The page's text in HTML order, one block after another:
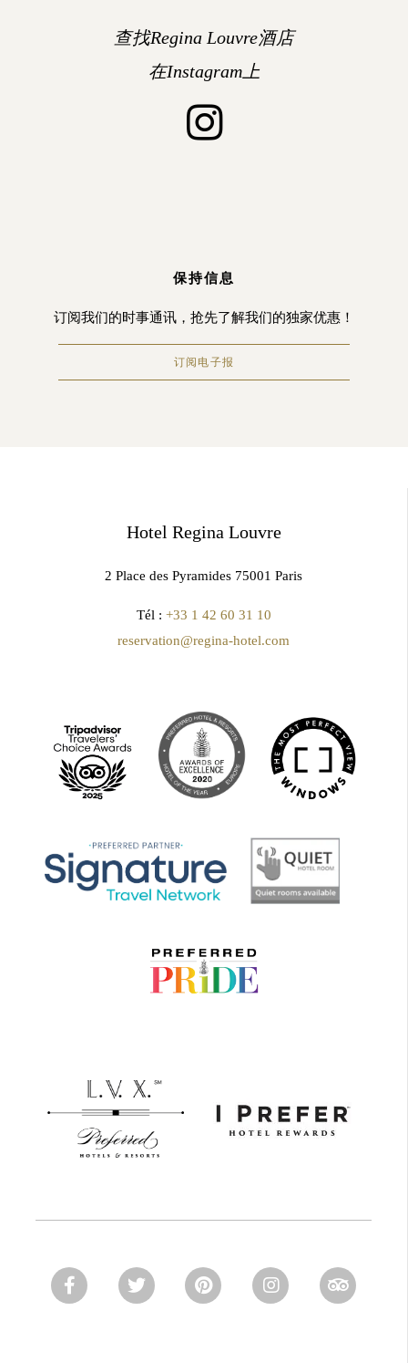
查找Regina Louvre酒店
在Instagram上
保持信息
订阅我们的时事通讯，抢先了解我们的独家优惠！
订阅电子报
Hotel Regina Louvre
2 Place des Pyramides 75001 Paris
Tél : +33 1 42 60 31 10
reservation@regina-hotel.com